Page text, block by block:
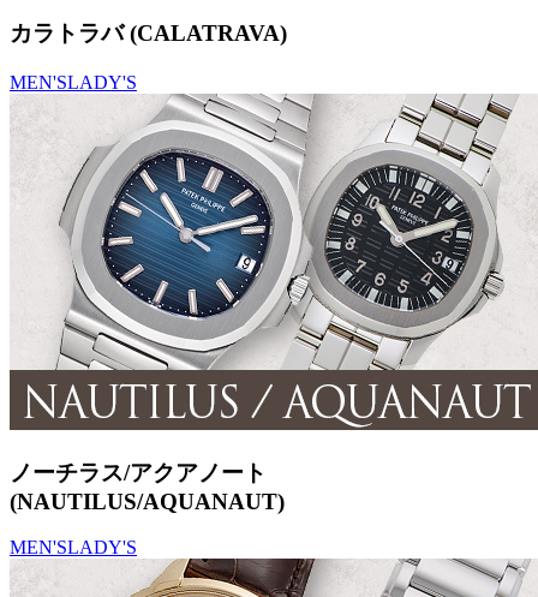
カラトラバ (CALATRAVA)
MEN'SLADY'S
ノーチラス/アクアノート
(NAUTILUS/AQUANAUT)
MEN'SLADY'S